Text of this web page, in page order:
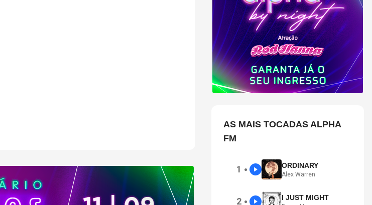
AS MAIS TOCADAS ALPHA
FM
1 ● ORDINARY
Alex Warren
2 ● I JUST MIGHT